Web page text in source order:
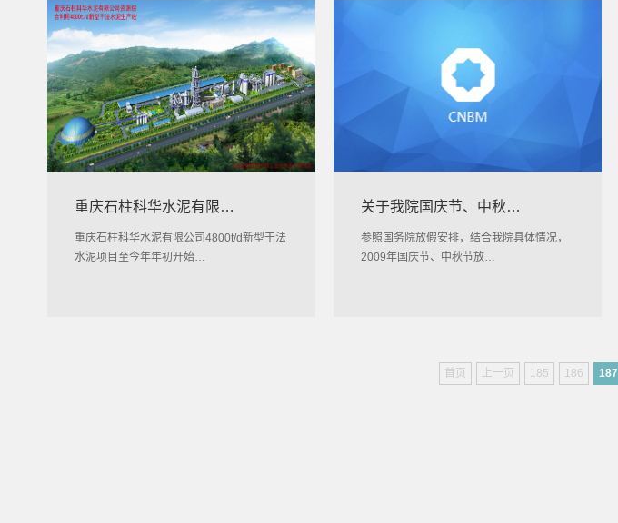
重庆石柱科华水泥有限…
重庆石柱科华水泥有限公司4800t/d新型干法
水泥项目至今年年初开始…
关于我院国庆节、中秋…
参照国务院放假安排，结合我院具体情况，
2009年国庆节、中秋节放…
首页 上一页 185 186 187